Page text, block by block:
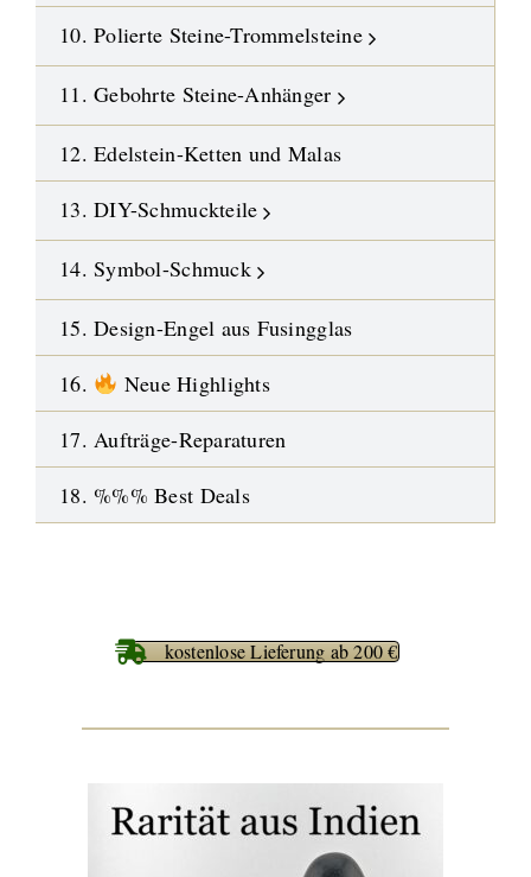
10. Polierte Steine-Trommelsteine
11. Gebohrte Steine-Anhänger
12. Edelstein-Ketten und Malas
13. DIY-Schmuckteile
14. Symbol-Schmuck
15. Design-Engel aus Fusingglas
16.
Neue Highlights
17. Aufträge-Reparaturen
18. %%% Best Deals
kostenlose Lieferung ab 200 €